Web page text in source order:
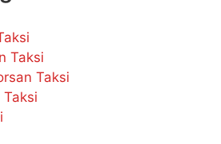
Taksi
Taksi
Taksi